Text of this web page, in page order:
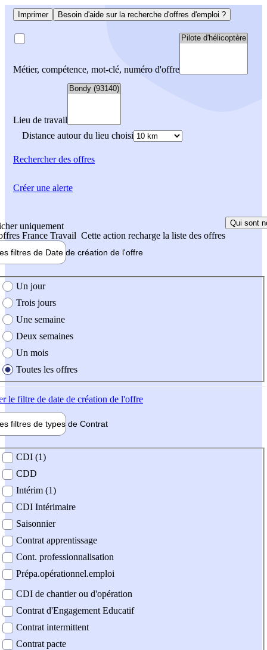
Imprimer Besoin d'aide sur la recherche d'offres d'emploi ?
Métier, compétence, mot-clé, numéro d'offre
Lieu de travail
Distance autour du lieu choisi
Rechercherdes offres
uniquement
France Travail Cette action recharge la liste des offres
Qui sont
filtres de Date de création de l'offre
création de l'offre
Un jour
Trois jours
Une semaine
Deux semaines
Un mois
Toutes les offres
le filtre de date de création de l'offre
filtres de types de Contrat
contrat
CDI (1)
CDD
Intérim (1)
CDI Intérimaire
Saisonnier
Contrat apprentissage
Cont. professionnalisation
Prépa.opérationnel.emploi
CDI de chantier ou d'opération
Contrat d'Engagement Educatif
Contrat intermittent
Contrat pacte
Créer une alerte